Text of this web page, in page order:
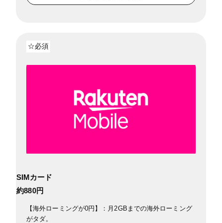
☆必須
SIMカード
約880円
【海外ローミングが0円】：月2GBまでの海外ローミング
がタダ。